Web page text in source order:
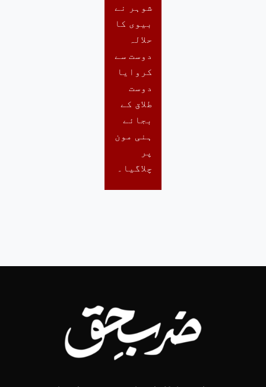
شوہر نے
بیوی کا
حلالہ
دوست سے
کروایا
دوست
طلاق کے
بجائے
ہنی مون
پر
چلاگیا۔